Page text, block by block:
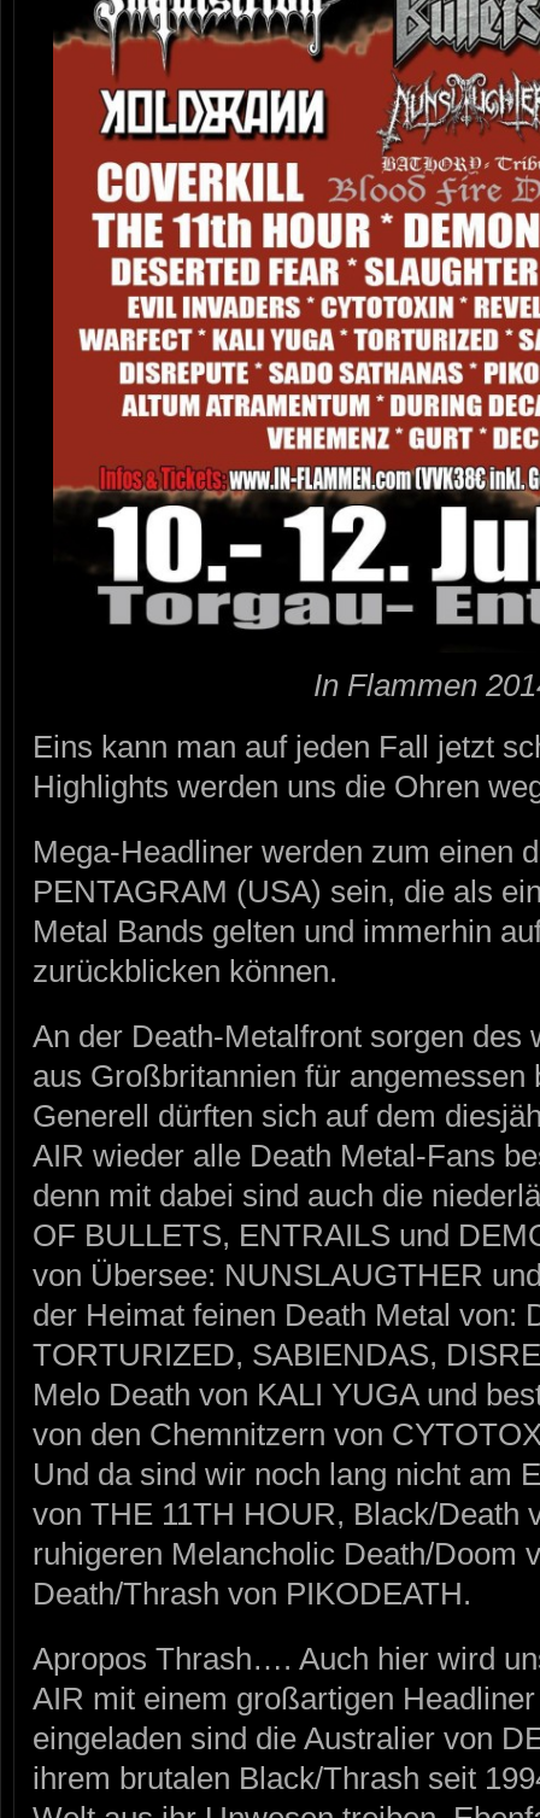
In Flammen
Eins kann man auf jeden Fall jetzt
Highlights werden uns die Ohren
Mega-Headliner werden zum einen
PENTAGRAM (USA) sein, die als
Metal Bands gelten und immerhin
zurückblicken können.
An der Death-Metalfront sorgen des
aus Großbritannien für angemessen
Generell dürften sich auf dem
AIR wieder alle Death Metal-Fans
denn mit dabei sind auch die
OF BULLETS, ENTRAILS und
von Übersee: NUNSLAUGTHER
der Heimat feinen Death Metal von:
TORTURIZED, SABIENDAS,
Melo Death von KALI YUGA und
von den Chemnitzern von
Und da sind wir noch lang nicht am
von THE 11TH HOUR, Black/Death
ruhigeren Melancholic Death/Doom
Death/Thrash von PIKODEATH.
Apropos Thrash…. Auch hier wird
AIR mit einem großartigen
eingeladen sind die Australier von
ihrem brutalen Black/Thrash seit